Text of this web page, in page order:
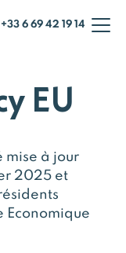
+33 6 69 42 19 14
EU
mise à jour
2025 et
Economique